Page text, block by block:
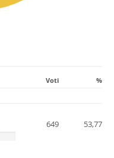
Voti %
649 53,77